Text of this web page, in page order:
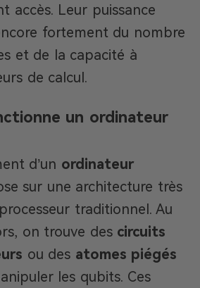
accès. Leur puissance
fortement du nombre
et de la capacité à
de calcul.
un ordinateur
d’un ordinateur
sur une architecture très
traditionnel. Au
on trouve des circuits
ou des atomes piégés
les qubits. Ces